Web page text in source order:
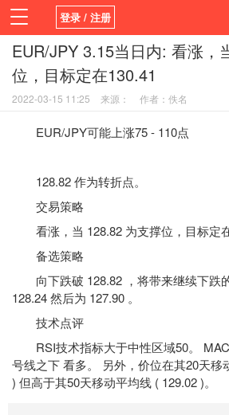
登录 / 注册
首页 新闻 观点
平台
指标EA
EUR/JPY 3.15当日内: 看涨，
位，目标定在130.41
2022-03-15 11:25 来源： 作者：佚名
EUR/JPY可能上涨75 - 110点
128.82 作为转折点。
交易策略
看涨，当 128.82 为支撑位，目标定在
备选策略
向下跌破 128.82 ，将带来继续下跌
128.24 然后为 127.90 。
技术点评
RSI技术指标大于中性区域50。
号线之下 看多。 另外，价位在其20天移
) 但高于其50天移动平均线 ( 129.02 )。